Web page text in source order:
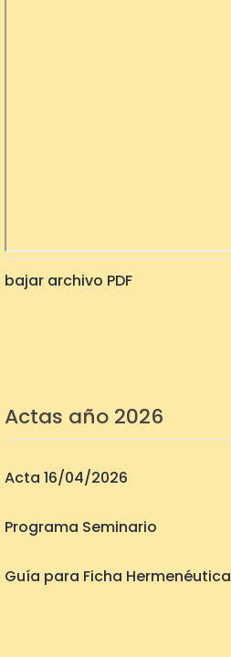
bajar archivo PDF
Actas año 2026
Acta 16/04/2026
Programa Seminario
Guía para Ficha Hermenéutica